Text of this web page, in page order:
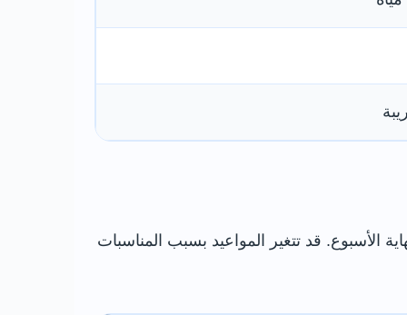
الأسبوع. قد تتغير المواعيد بسبب المناسبات